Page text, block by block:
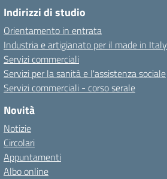
Indirizzi di studio
Orientamento in entrata
Industria e artigianato per il made in Italy
Servizi commerciali
Servizi per la sanità e l'assistenza sociale
Servizi commerciali - corso serale
Novità
Notizie
Circolari
Appuntamenti
Albo online